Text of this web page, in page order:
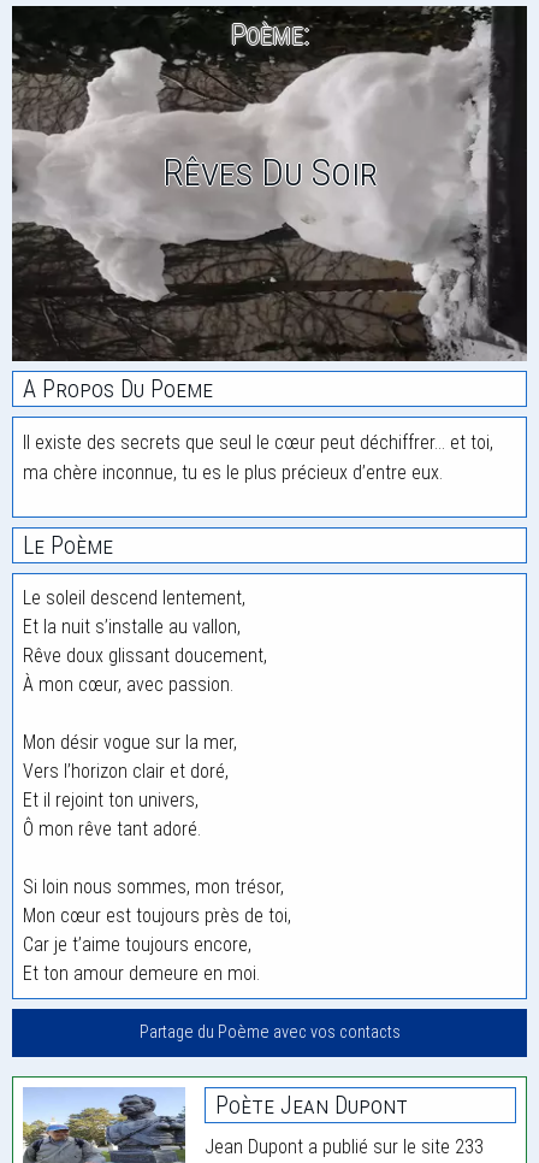
Poème:
Rêves Du Soir
A Propos Du Poeme
Il existe des secrets que seul le cœur peut déchiffrer… et toi,
ma chère inconnue, tu es le plus précieux d’entre eux.
Le Poème
Le soleil descend lentement,
Et la nuit s’installe au vallon,
Rêve doux glissant doucement,
À mon cœur, avec passion.
Mon désir vogue sur la mer,
Vers l’horizon clair et doré,
Et il rejoint ton univers,
Ô mon rêve tant adoré.
Si loin nous sommes, mon trésor,
Mon cœur est toujours près de toi,
Car je t’aime toujours encore,
Et ton amour demeure en moi.
Partage du Poème avec vos contacts
Poète Jean Dupont
Jean Dupont a publié sur le site 233